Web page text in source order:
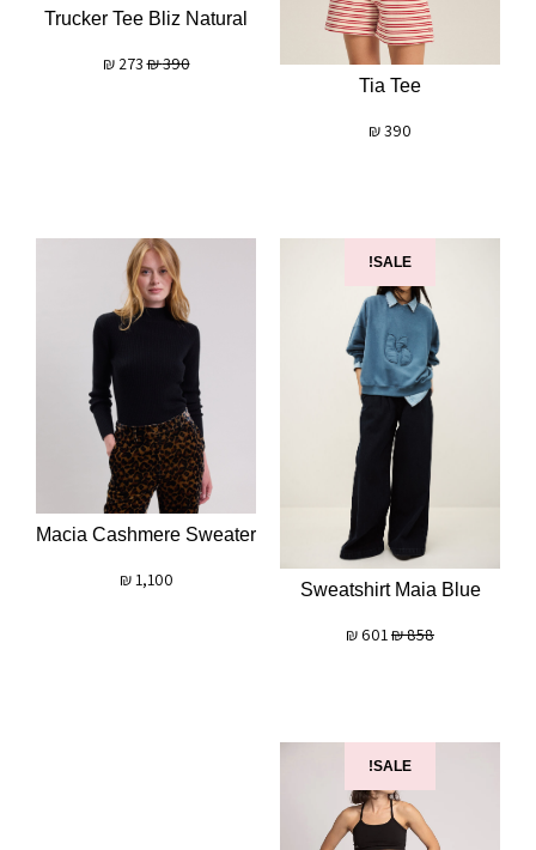
Tia Tee
390
₪
Trucker Tee Bliz Natural
390
₪
273
₪
SALE!
Sweatshirt Maia Blue
858
₪
601
₪
Macia Cashmere Sweater
1,100
₪
SALE!